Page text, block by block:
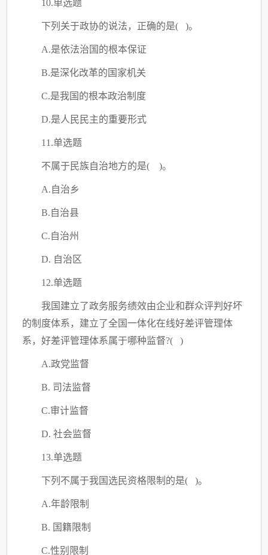
10.单选题
下列关于政协的说法，正确的是( )。
A.是依法治国的根本保证
B.是深化改革的国家机关
C.是我国的根本政治制度
D.是人民民主的重要形式
11.单选题
不属于民族自治地方的是( )。
A.自治乡
B.自治县
C.自治州
D. 自治区
12.单选题
我国建立了政务服务绩效由企业和群众评判好坏
的制度体系，建立了全国一体化在线好差评管理体
系，好差评管理体系属于哪种监督?( )
A.政党监督
B. 司法监督
C.审计监督
D. 社会监督
13.单选题
下列不属于我国选民资格限制的是( )。
A.年龄限制
B. 国籍限制
C.性别限制